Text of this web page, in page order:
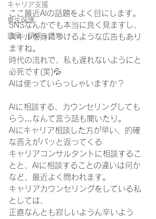
キャリア支援
更生保護
講座・研修・講演
ここ最近AIの話題をよく目にします。
SNSなんかでも本当に良く見ますし、
スキルを身につけるような広告もあり
ますね。
時代の流れで、私も遅れないようにと
必死です(笑)💦
AIは使っていらっしゃいますか？
AIに相談する、カウンセリングしても
らう…なんて言う話も聞いたり。
AIにキャリア相談した方が早い、的確
な答えがパッと返ってくる
キャリアコンサルタントに相談するこ
とと、AIに相談することの違いは何か
など、最近よく問われます。
キャリアカウンセリングをしている私
としては、
正直なんとも寂しいようん辛いよう